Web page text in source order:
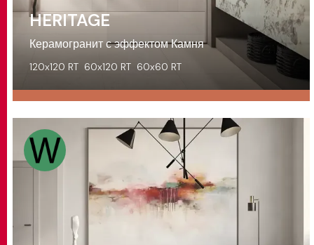
HERITAGE
Керамогранит с эффектом Камня
120x120 RT 60x120 RT 60x60 RT